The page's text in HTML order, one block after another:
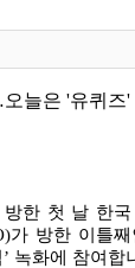
늘은 '유퀴즈'
한 첫 날 한
가 방한 이틀
녹화에 참여합